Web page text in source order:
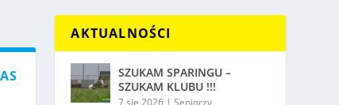
AKTUALNOŚCI
SZUKAM SPARINGU –
SZUKAM KLUBU !!!
7 sie 2026 |Seniorzy